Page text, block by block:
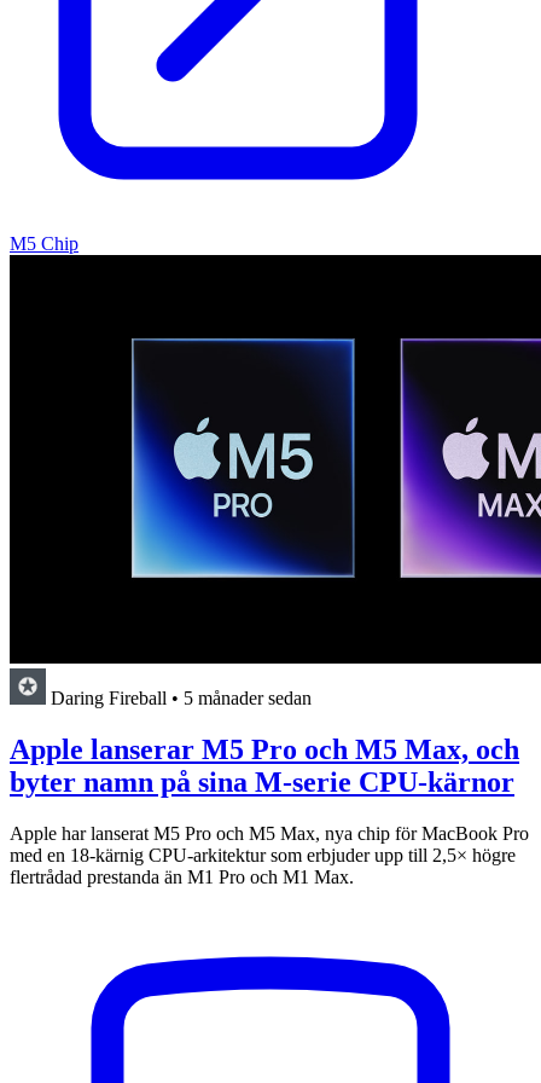
M5 Chip
Daring Fireball • 5 månader sedan
Apple lanserar M5 Pro och M5 Max, och
byter namn på sina M-serie CPU-kärnor
Apple har lanserat M5 Pro och M5 Max, nya chip för MacBook Pro
med en 18-kärnig CPU-arkitektur som erbjuder upp till 2,5× högre
flertrådad prestanda än M1 Pro och M1 Max.